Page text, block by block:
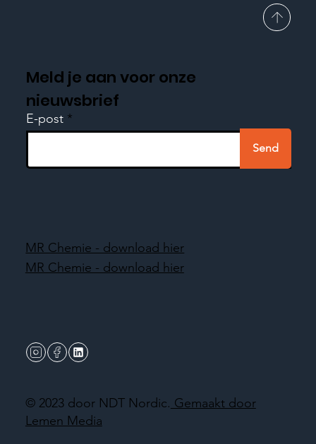
Meld je aan voor onze
nieuwsbrief
E-post
Send
© 2023 door NDT Nordic. Gemaakt door
Lemen Media
MR Chemie - download hier
MR Chemie - download hier